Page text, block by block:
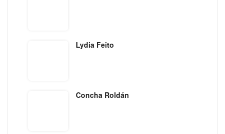
Lydia Feito
Concha Roldán